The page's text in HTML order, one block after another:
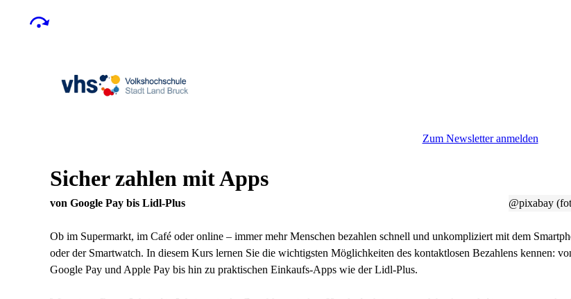
Zum Newsletter anmelden
Sicher zahlen mit Apps
@pixabay
von Google Pay bis Lidl-Plus
Ob im Supermarkt, im Café oder online – immer mehr Menschen bezahlen schnell und unkompliziert mit dem
oder der Smartwatch. In diesem Kurs lernen Sie die wichtigsten Möglichkeiten des kontaktlosen Bezahlens kennen:
Google Pay und Apple Pay bis hin zu praktischen Einkaufs-Apps wie der Lidl-Plus.